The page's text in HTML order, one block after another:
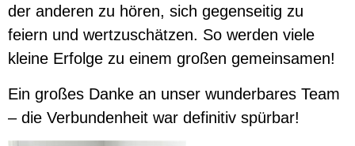
der anderen zu hören, sich gegenseitig zu
feiern und wertzuschätzen. So werden viele
kleine Erfolge zu einem großen gemeinsamen!
Ein großes Danke an unser wunderbares Team
– die Verbundenheit war definitiv spürbar!